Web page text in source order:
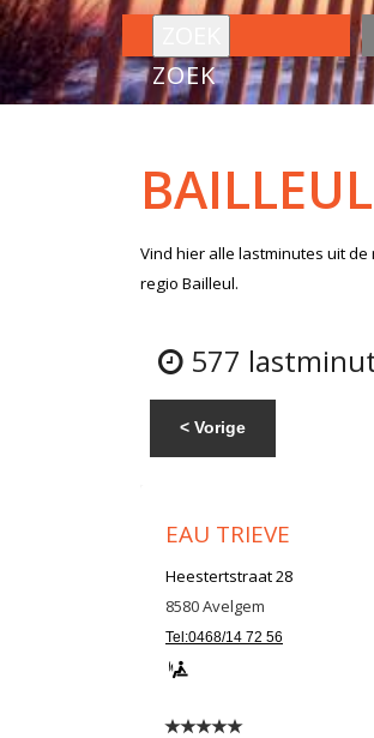
ZOEK
BAILLEUL
Vind hier alle lastminutes uit de
regio Bailleul.
577
< Vorige
EAU TRIEVE
Heestertstraat 28
8580Avelgem
Tel:0468/14 72 56